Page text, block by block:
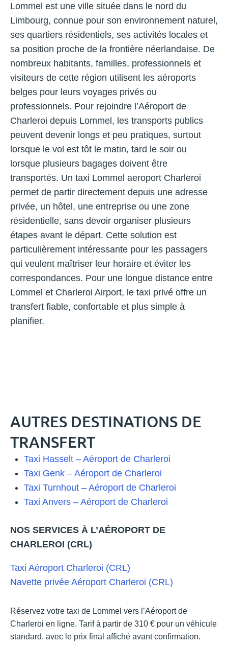
Lommel est une ville située dans le nord du
Limbourg, connue pour son environnement naturel,
ses quartiers résidentiels, ses activités locales et
sa position proche de la frontière néerlandaise. De
nombreux habitants, familles, professionnels et
visiteurs de cette région utilisent les aéroports
belges pour leurs voyages privés ou
professionnels. Pour rejoindre l’Aéroport de
Charleroi depuis Lommel, les transports publics
peuvent devenir longs et peu pratiques, surtout
lorsque le vol est tôt le matin, tard le soir ou
lorsque plusieurs bagages doivent être
transportés. Un taxi Lommel aeroport Charleroi
permet de partir directement depuis une adresse
privée, un hôtel, une entreprise ou une zone
résidentielle, sans devoir organiser plusieurs
étapes avant le départ. Cette solution est
particulièrement intéressante pour les passagers
qui veulent maîtriser leur horaire et éviter les
correspondances. Pour une longue distance entre
Lommel et Charleroi Airport, le taxi privé offre un
transfert fiable, confortable et plus simple à
planifier.
AUTRES DESTINATIONS DE
TRANSFERT
Taxi Hasselt – Aéroport de Charleroi
Taxi Genk – Aéroport de Charleroi
Taxi Turnhout – Aéroport de Charleroi
Taxi Anvers – Aéroport de Charleroi
NOS SERVICES À L’AÉROPORT DE
CHARLEROI (CRL)
Taxi Aéroport Charleroi (CRL)
Navette privée Aéroport Charleroi (CRL)
Réservez votre taxi de Lommel vers l’Aéroport de
Charleroi en ligne. Tarif à partir de 310 € pour un véhicule
standard, avec le prix final affiché avant confirmation.